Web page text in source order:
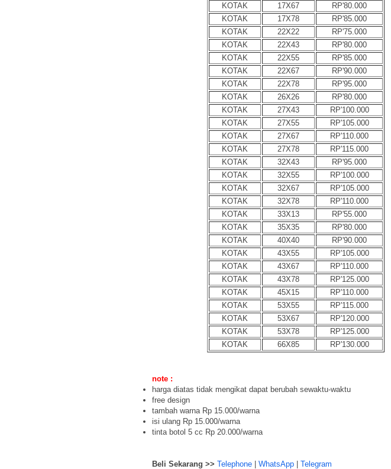
KOTAK
17X67
RP'80.000
KOTAK
17X78
RP'85.000
KOTAK
22X22
RP'75.000
KOTAK
22X43
RP'80.000
KOTAK
22X55
RP'85.000
KOTAK
22X67
RP'90.000
KOTAK
22X78
RP'95.000
KOTAK
26X26
RP'80.000
KOTAK
27X43
RP'100.000
KOTAK
27X55
RP'105.000
KOTAK
27X67
RP'110.000
KOTAK
27X78
RP'115.000
KOTAK
32X43
RP'95.000
KOTAK
32X55
RP'100.000
KOTAK
32X67
RP'105.000
KOTAK
32X78
RP'110.000
KOTAK
33X13
RP'55.000
KOTAK
35X35
RP'80.000
KOTAK
40X40
RP'90.000
KOTAK
43X55
RP'105.000
KOTAK
43X67
RP'110.000
KOTAK
43X78
RP'125.000
KOTAK
45X15
RP'110.000
KOTAK
53X55
RP'115.000
KOTAK
53X67
RP'120.000
KOTAK
53X78
RP'125.000
KOTAK
66X85 RP'130.000
note :
harga diatas tidak mengikat dapat berubah sewaktu-waktu
free design
tambah warna Rp 15.000/warna
isi ulang Rp 15.000/warna
tinta botol 5 cc Rp 20.000/warna
Beli Sekarang >> Telephone WhatsApp Telegram